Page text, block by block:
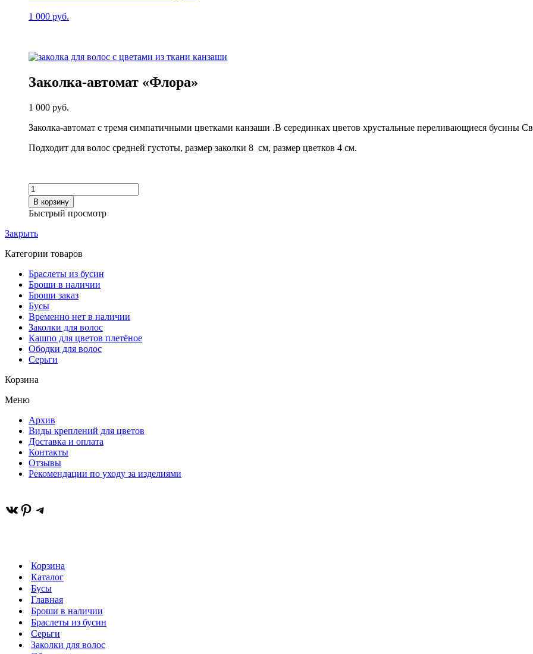
1 000 руб.
Заколка-автомат «Флора»
1 000 руб.
Заколка-автомат с тремя симпатичными цветками канзаши .В серединках цветов хрустальные переливающиеся бусины
Подходит для волос средней густоты, размер заколки 8 см, размер цветков 4 см.
Количество
товара
Заколка-
автомат
«Флора»
В корзину
Быстрый просмотр
Закрыть
Категории товаров
Браслеты из бусин
Броши в наличии
Броши заказ
Бусы
Временно нет в наличии
Заколки для волос
Кашпо для цветов плетёное
Ободки для волос
Серьги
Корзина
Меню
Архив
Виды креплений для цветов
Доставка и оплата
Контакты
Отзывы
Рекомендации по уходу за изделиями
ВКонтакте
Pinterest
Telegram
Корзина
Каталог
Бусы
Главная
Броши в наличии
Браслеты из бусин
Серьги
Заколки для волос